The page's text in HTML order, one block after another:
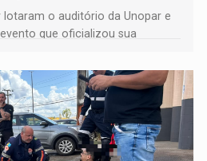
o auditório da Unopar e
que oficializou sua